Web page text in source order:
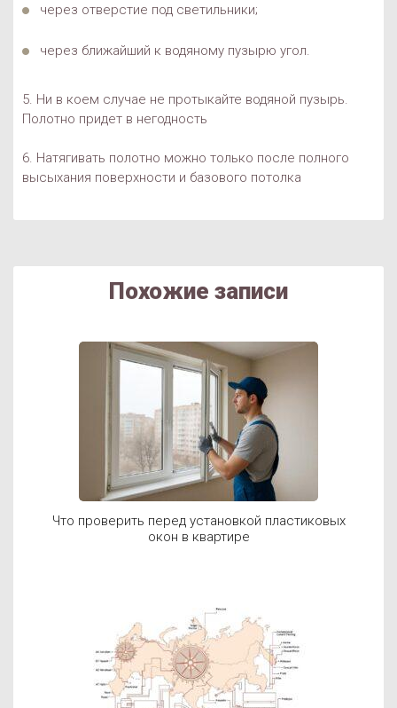
через отверстие под светильники;
через ближайший к водяному пузырю угол.
5. Ни в коем случае не протыкайте водяной пузырь.
Полотно придет в негодность
6. Натягивать полотно можно только после полного
высыхания поверхности и базового потолка
Похожие записи
Что проверить перед установкой пластиковых
окон в квартире